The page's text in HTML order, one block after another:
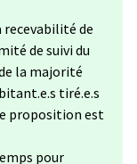
recevabilité de
de suivi du
la majorité
tiré.e.s
proposition est
pour